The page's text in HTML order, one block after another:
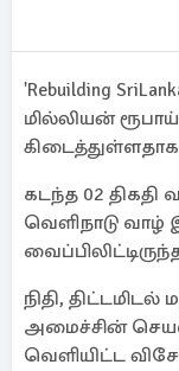
'Rebuilding
மில்லியன்
கிடைத்துள்ளதாக
கடந்த 02 திகதி
வெளிநாடு
நிதி, திட்டமிடல்
அமைச்சின்
வெளியிட்ட